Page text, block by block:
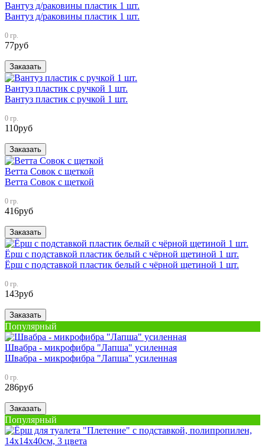
Вантуз д/раковины пластик 1 шт.
Вантуз д/раковины пластик 1 шт.
0 гр.
77руб
Заказать
Вантуз пластик с ручкой 1 шт.
Вантуз пластик с ручкой 1 шт.
0 гр.
110руб
Заказать
Ветта Совок с щеткой
Ветта Совок с щеткой
0 гр.
416руб
Заказать
Ёрш с подставкой пластик белый с чёрной щетиной 1 шт.
Ёрш с подставкой пластик белый с чёрной щетиной 1 шт.
0 гр.
143руб
Заказать
Популярный
Швабра - микрофибра "Лапша" усиленная
Швабра - микрофибра "Лапша" усиленная
0 гр.
286руб
Заказать
Популярный